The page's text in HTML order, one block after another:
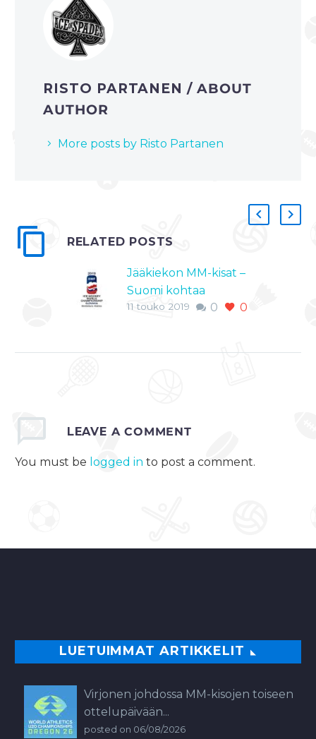
RISTO PARTANEN/ ABOUT
AUTHOR
More posts by Risto Partanen
RELATED POSTS
Jääkiekon MM-kisat –
Suomi kohtaa
isäntämaa Slovakian,
Kanadan maalein 3-1.
joukkue voittoa
0 0
11 touko 2019
LEAVE A COMMENT
You must be logged in to post a comment.
LUETUIMMAT ARTIKKELIT
Virjonen johdossa MM-kisojen toiseen
ottelupäivään...
posted on 06/08/2026